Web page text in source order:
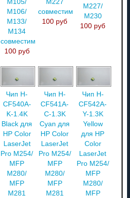
M105/
M106/
M133/
M134
совместимый
100 руб
M227
совместимый
100 руб
M227/
M230
100 руб
Чип H-
CF540A-
K-1.4K
Black для
HP Color
LaserJet
Pro M254/
MFP
M280/
MFP
M281
Чип H-
CF541A-
C-1.3K
Cyan для
HP Color
LaserJet
Pro M254/
MFP
M280/
MFP
M281
Чип H-
CF542A-
Y-1.3K
Yellow
для HP
Color
LaserJet
Pro M254/
MFP
M280/
MFP